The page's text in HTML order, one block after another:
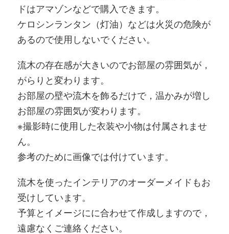
ドはアマゾンなどで購入できます。
ケロシンランタン（灯油）などは火災の危険が
あるので使用しないでください。
流木の存在感が大きいのでお部屋の雰囲気が，
がらりと変わります。
お部屋の壁や流木を飾るだけで，温かみが増し
お部屋の雰囲気が変わります。
※撮影時に使用した衣装や小物は付属されませ
ん。
参考のために画像では付けています。
流木を使ったインテリアのオーダーメイドもお
受けしています。
予算とイメージにに合わせて作成しますので，
遠慮なくご連絡ください。